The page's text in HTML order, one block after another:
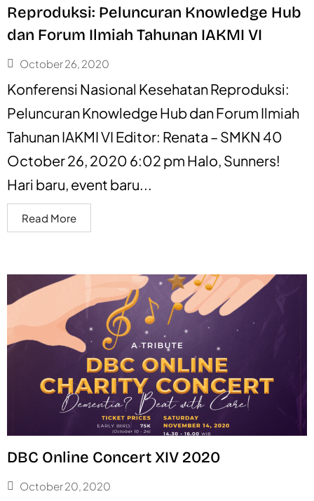
Reproduksi: Peluncuran Knowledge Hub
dan Forum Ilmiah Tahunan IAKMI VI
October 26, 2020
Konferensi Nasional Kesehatan Reproduksi:
Peluncuran Knowledge Hub dan Forum Ilmiah
Tahunan IAKMI VI Editor: Renata – SMKN 40
October 26, 2020 6:02 pm Halo, Sunners!
Hari baru, event baru...
Read More
DBC Online Concert XIV 2020
October 20, 2020